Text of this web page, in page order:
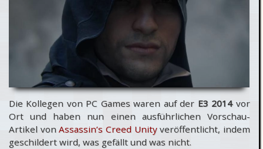
Die Kollegen von PC Games waren auf der E3 2014vor
Ort und haben nun einen ausführlichen Vorschau-
Artikel vonAssassin’s Creed Unityveröffentlicht, indem
geschildert wird, was gefällt und was nicht.